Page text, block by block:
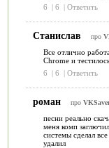
6
| 6 | Ответить
Станислав про
Все отлично
Chrome и
6
| 6 | Ответить
роман про
песни реально
меня комп
системы сделал
удалил